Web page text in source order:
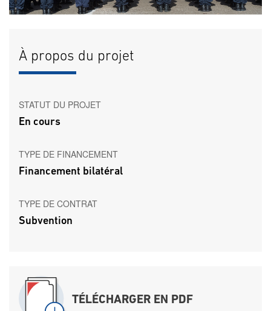
À propos du projet
STATUT DU PROJET
En cours
TYPE DE FINANCEMENT
Financement bilatéral
TYPE DE CONTRAT
Subvention
TÉLÉCHARGER EN PDF